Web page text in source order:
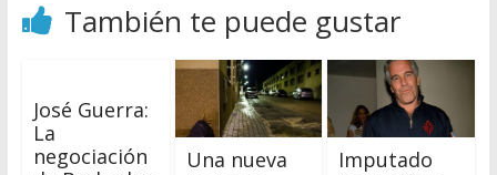
También te puede gustar
José Guerra:
La
negociación
Una nueva
Imputado